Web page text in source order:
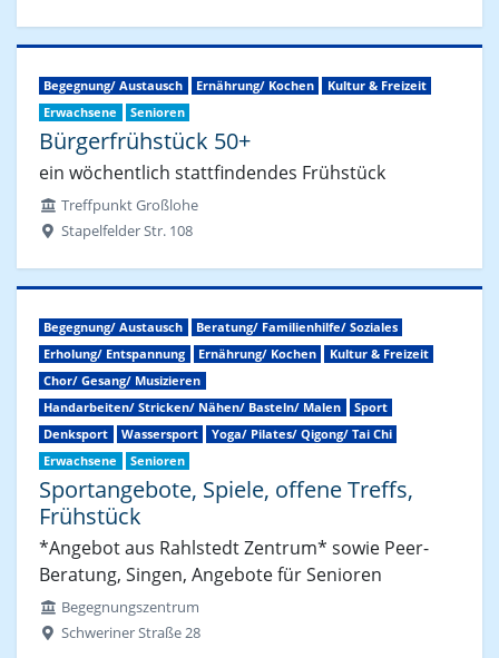
Begegnung/ Austausch Ernährung/ Kochen
Kultur & Freizeit
Erwachsene
Senioren
Bürgerfrühstück 50+
ein wöchentlich stattfindendes Frühstück
Treffpunkt Großlohe
Stapelfelder Str. 108
Begegnung/ Austausch
Beratung/ Familienhilfe/ Soziales
Erholung/ Entspannung
Ernährung/ Kochen
Kultur & Freizeit
Chor/ Gesang/ Musizieren
Handarbeiten/ Stricken/ Nähen/ Basteln/ Malen
Sport
Denksport
Wassersport
Yoga/ Pilates/ Qigong/ Tai Chi
Erwachsene
Senioren
Sportangebote, Spiele, offene Treffs,
Frühstück
*Angebot aus Rahlstedt Zentrum* sowie Peer-
Beratung, Singen, Angebote für Senioren
Begegnungszentrum
Schweriner Straße 28